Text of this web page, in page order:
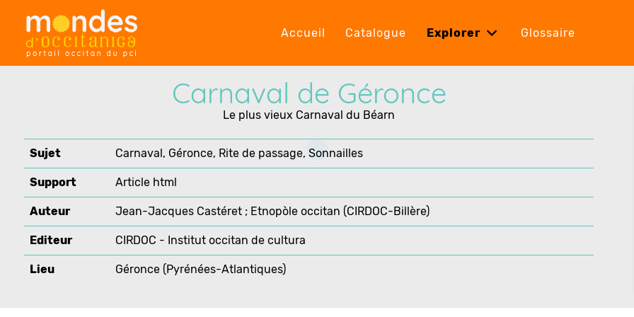
Accueil Catalogue Explorer Glossaire
Carnaval de Géronce
Le plus vieux Carnaval du Béarn
Sujet Carnaval, Géronce, Rite de passage, Sonnailles
Support Article html
Auteur Jean-Jacques Castéret ; Etnopòle occitan (CIRDOC-Billère)
Editeur CIRDOC - Institut occitan de cultura
Lieu Géronce (Pyrénées-Atlantiques)